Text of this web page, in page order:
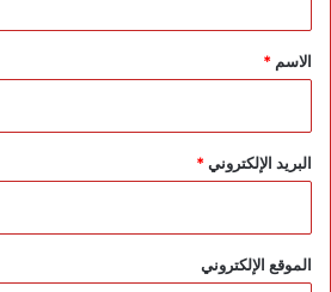
*
الاسم *
البريد الإلكتروني*
الموقع الإلكتروني